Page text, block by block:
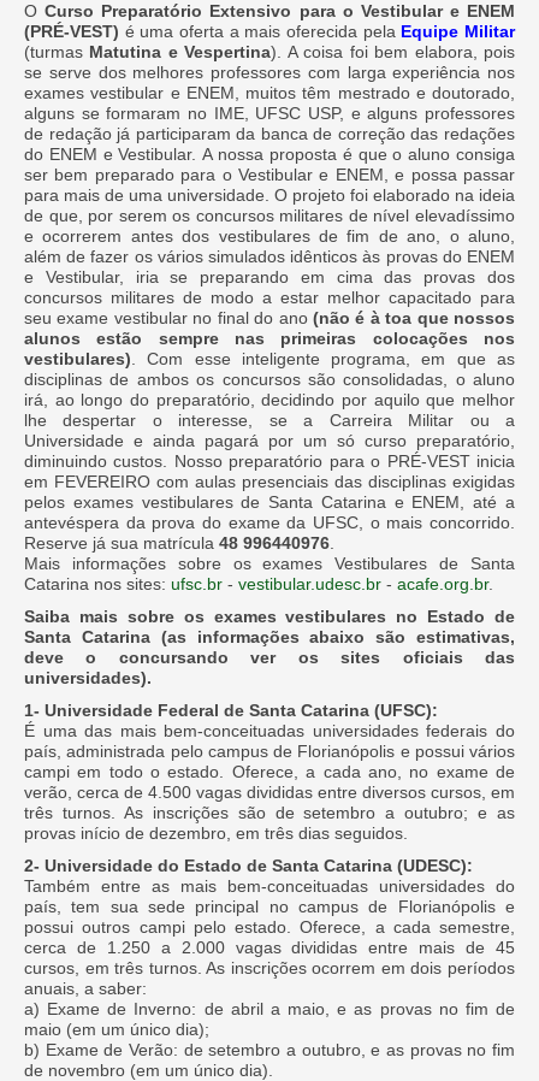
OCurso Preparatório Extensivo para o Vestibular e ENEM
(PRÉ-VEST) é uma oferta a mais oferecida pela Equipe Militar
(turmas Matutina e Vespertina). A coisa foi bem elabora, pois
se serve dos melhores professores com larga experiência nos
exames vestibular e ENEM, muitos têm mestrado e doutorado,
alguns se formaram no IME, UFSC USP, e alguns professores
de redação já participaram da banca de correção das redações
do ENEM e Vestibular. A nossa proposta é que o aluno consiga
ser bem preparado para o Vestibular e ENEM, e possa passar
para mais de uma universidade. O projeto foi elaborado na ideia
de que, por serem os concursos militares de nível elevadíssimo
e ocorrerem antes dos vestibulares de fim de ano, o aluno,
além de fazer os vários simulados idênticos às provas do ENEM
e Vestibular, iria se preparando em cima das provas dos
concursos militares de modo a estar melhor capacitado para
seu exame vestibular no final do ano (não é à toa que nossos
alunos estão sempre nas primeiras colocações nos
vestibulares) . Com esse inteligente programa, em que as
disciplinas de ambos os concursos são consolidadas, o aluno
irá, ao longo do preparatório, decidindo por aquilo que melhor
lhe despertar o interesse, se a Carreira Militar ou a
Universidade e ainda pagará por um só curso preparatório,
diminuindo custos. Nosso preparatório para o PRÉ-VEST inicia
em FEVEREIRO com aulas presenciais das disciplinas exigidas
pelos exames vestibulares de Santa Catarina e ENEM, até a
antevéspera da prova do exame da UFSC, o mais concorrido.
Reserve já sua matrícula 48 996440976
Mais informações sobre os exames Vestibulares de Santa
Catarina nos sites: ufsc.br - vestibular.udesc.br - acafe.org.br.
Saiba mais sobre os exames vestibulares no Estado de
Santa Catarina (as informações abaixo são estimativas,
deve o concursando ver os sites oficiais das
universidades).
1- Universidade Federal de Santa Catarina (UFSC):
É uma das mais bem-conceituadas universidades federais do
país, administrada pelo campus de Florianópolis e possui vários
campi em todo o estado. Oferece, a cada ano, no exame de
verão, cerca de 4.500 vagas divididas entre diversos cursos, em
três turnos. As inscrições são de setembro a outubro; e as
provas início de dezembro, em três dias seguidos.
2- Universidade do Estado de Santa Catarina (UDESC):
Também entre as mais bem-conceituadas universidades do
país, tem sua sede principal no campus de Florianópolis e
possui outros campi pelo estado. Oferece, a cada semestre,
cerca de 1.250 a 2.000 vagas divididas entre mais de 45
cursos, em três turnos. As inscrições ocorrem em dois períodos
anuais, a saber:
a) Exame de Inverno: de abril a maio, e as provas no fim de
maio (em um único dia);
b) Exame de Verão: de setembro a outubro, e as provas no fim
de novembro (em um único dia).